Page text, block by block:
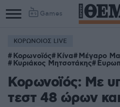
Games
ΚΟΡΩΝΟΙΟΣ LIVE
Κορωνοϊός Κίνα Μέγαρο
Κυριάκος Μητσοτάκης
Κορωνοϊός: Με
τεστ 48 ώρων